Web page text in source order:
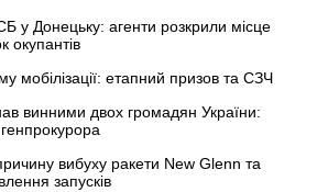
у Донецьку: агенти розкрили місце
окупантів
мобілізації: етапний призов та СЗЧ
винними двох громадян України:
вибуху ракети New Glenn та
запусків